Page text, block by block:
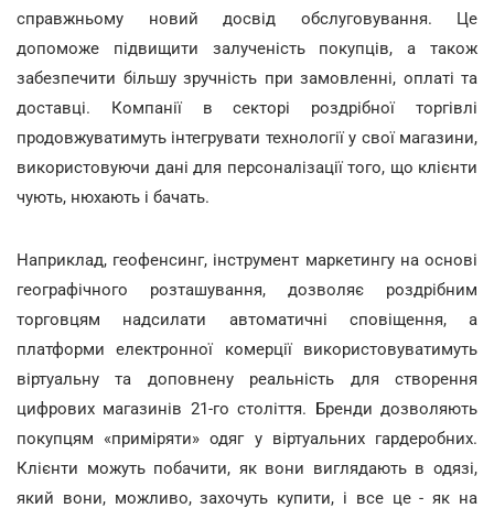
справжньому новий досвід обслуговування. Це
допоможе підвищити залученість покупців, а також
забезпечити більшу зручність при замовленні, оплаті та
доставці. Компанії в секторі роздрібної торгівлі
продовжуватимуть інтегрувати технології у свої магазини,
використовуючи дані для персоналізації того, що клієнти
чують, нюхають і бачать.
Наприклад, геофенсинг, інструмент маркетингу на основі
географічного розташування, дозволяє роздрібним
торговцям надсилати автоматичні сповіщення, а
платформи електронної комерції використовуватимуть
віртуальну та доповнену реальність для створення
цифрових магазинів 21-го століття. Бренди дозволяють
покупцям «приміряти» одяг у віртуальних гардеробних.
Клієнти можуть побачити, як вони виглядають в одязі,
який вони, можливо, захочуть купити, і все це - як на